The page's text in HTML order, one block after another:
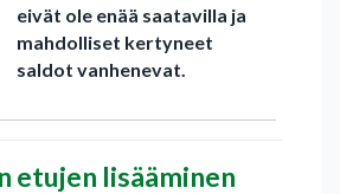
eivät ole enää saatavilla ja
mahdolliset kertyneet
saldot vanhenevat.
etujen lisääminen